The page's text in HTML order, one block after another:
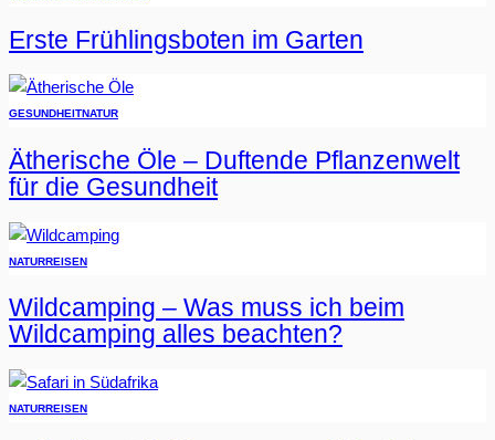
Erste Frühlingsboten im Garten
GESUNDHEITNATUR
Ätherische Öle – Duftende Pflanzenwelt
für die Gesundheit
NATURREISEN
Wildcamping – Was muss ich beim
Wildcamping alles beachten?
NATURREISEN